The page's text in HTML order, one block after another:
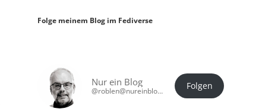
Folge meinem Blog im Fediverse
Nur ein Blog
@roblen@nureinblog.at Folgen